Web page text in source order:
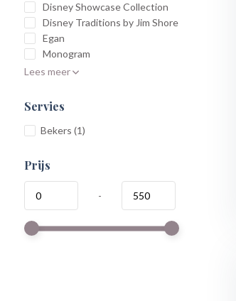
Disney Showcase Collection
Disney Traditions by Jim Shore
Egan
Monogram
Lees meer
Servies
Bekers (1)
Prijs
-